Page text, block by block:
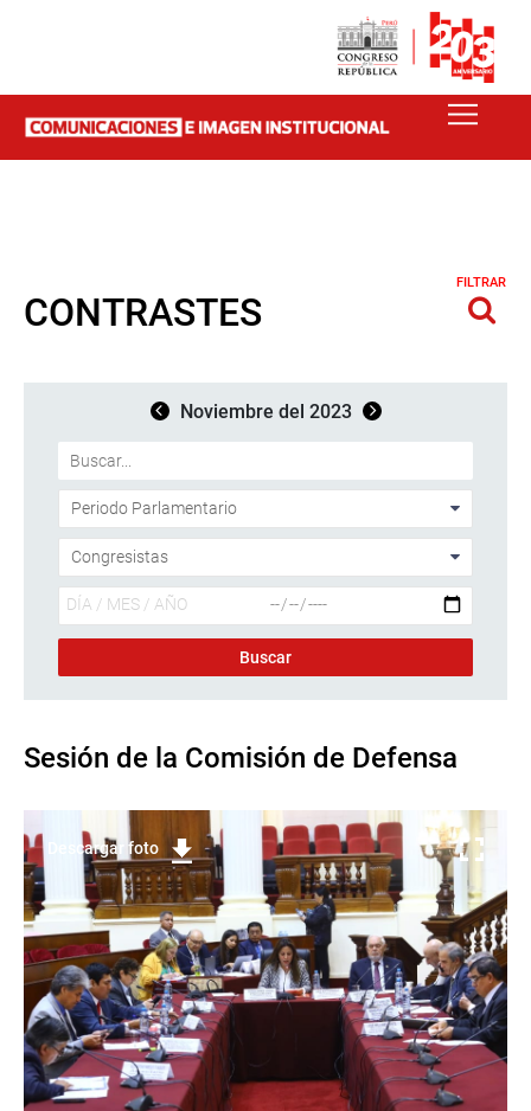
CONTRASTES
FILTRAR
Noviembre del 2023
Sesión de la Comisión de Defensa
Descargar foto